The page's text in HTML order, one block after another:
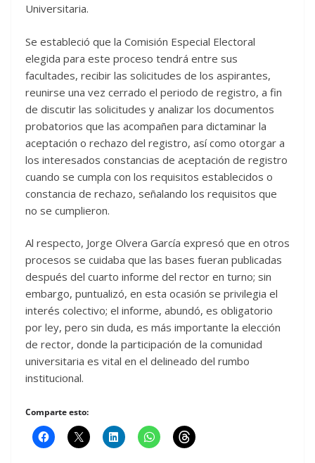
Universitaria.
Se estableció que la Comisión Especial Electoral
elegida para este proceso tendrá entre sus
facultades, recibir las solicitudes de los aspirantes,
reunirse una vez cerrado el periodo de registro, a fin
de discutir las solicitudes y analizar los documentos
probatorios que las acompañen para dictaminar la
aceptación o rechazo del registro, así como otorgar a
los interesados constancias de aceptación de registro
cuando se cumpla con los requisitos establecidos o
constancia de rechazo, señalando los requisitos que
no se cumplieron.
Al respecto, Jorge Olvera García expresó que en otros
procesos se cuidaba que las bases fueran publicadas
después del cuarto informe del rector en turno; sin
embargo, puntualizó, en esta ocasión se privilegia el
interés colectivo; el informe, abundó, es obligatorio
por ley, pero sin duda, es más importante la elección
de rector, donde la participación de la comunidad
universitaria es vital en el delineado del rumbo
institucional.
Comparte esto: